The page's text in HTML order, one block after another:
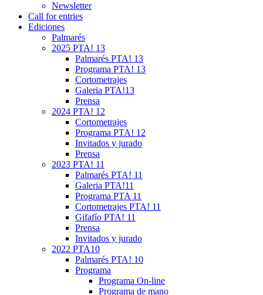
Newsletter
Call for entries
Ediciones
Palmarés
2025 PTA! 13
Palmarés PTA! 13
Programa PTA! 13
Cortometrajes
Galeria PTA!13
Prensa
2024 PTA! 12
Cortometrajes
Programa PTA! 12
Invitados y jurado
Prensa
2023 PTA! 11
Palmarés PTA! 11
Galeria PTA!11
Programa PTA 11
Cortometrajes PTA! 11
Gifafío PTA! 11
Prensa
Invitados y jurado
2022 PTA10
Palmarés PTA! 10
Programa
Programa On-line
Programa de mano